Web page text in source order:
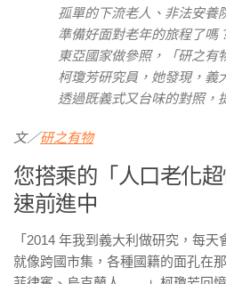
孤單的下流老人、非法安養
準備好面對老年的旅程了嗎
東亞國家做參照，「研之有
柯瓊芳研究員，她發現，義
透過既義式又台味的對照，
文／研之有物
您搭乘的「人口老化
速前進中
「2014 年我到義大利做研究，每
就像跨國市集，各種國籍的面孔在